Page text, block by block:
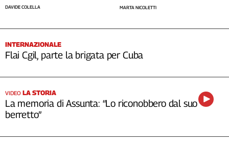
Social
DAVIDE COLELLA MARTA NICOLETTI
INTERNAZIONALE
Flai Cgil, parte la brigata per Cuba
VIDEO LA STORIA
La memoria di Assunta: “Lo riconobbero dal suo
berretto”